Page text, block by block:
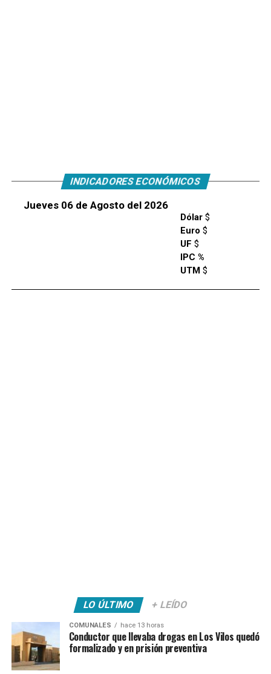
INDICADORES ECONÓMICOS
Jueves 06 de Agosto del 2026
Dólar$
Euro $
UF $
IPC %
UTM $
LO ÚLTIMO + LEÍDO
COMUNALES hace 13 horas
Conductor que llevaba drogas en Los Vilos quedó
formalizado y en prisión preventiva